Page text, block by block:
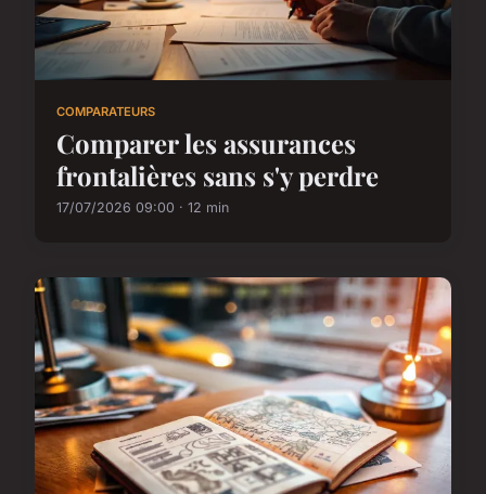
COMPARATEURS
Comparer les assurances
frontalières sans s'y perdre
17/07/2026 09:00 · 12 min